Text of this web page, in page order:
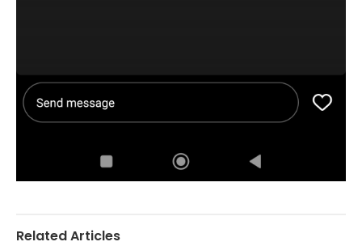
Related Articles